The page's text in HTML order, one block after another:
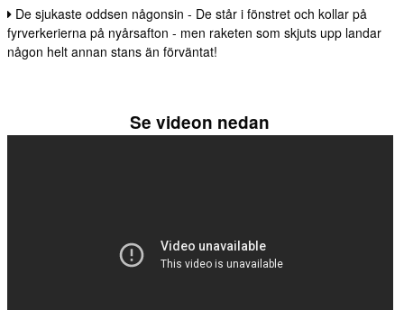
De sjukaste oddsen någonsin - De står i fönstret och kollar på
fyrverkerierna på nyårsafton - men raketen som skjuts upp landar
någon helt annan stans än förväntat!
Se videon nedan